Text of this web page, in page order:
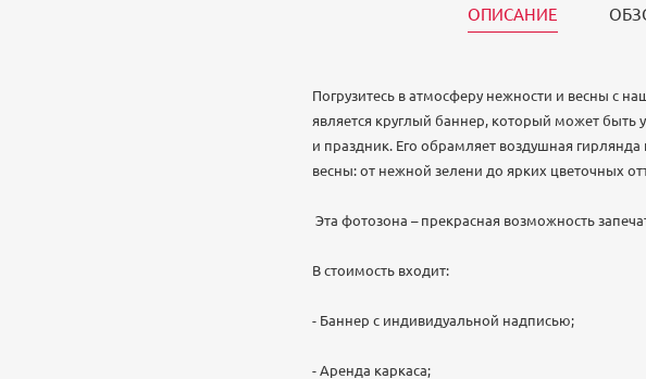
ОПИСАНИЕ
Погрузитесь в атмосферу нежности и весны с
является круглый баннер, который может
и праздник. Его обрамляет воздушная
весны: от нежной зелени до ярких цветочных
Эта фотозона – прекрасная возможность
В стоимость входит:
- Баннер с индивидуальной надписью;
- Аренда каркаса;